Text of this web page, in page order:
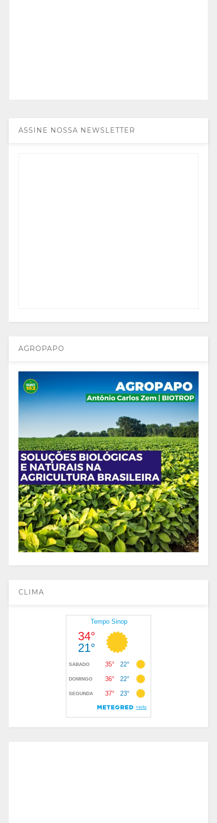
ASSINE NOSSA NEWSLETTER
AGROPAPO
CLIMA